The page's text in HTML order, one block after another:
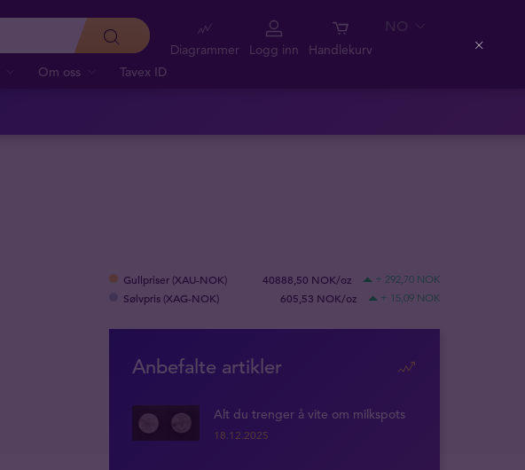
Om oss Tavex ID
Diagrammer Logg inn Handlekurv
NO
Gullpriser (XAU-NOK) 40888,50 NOK/oz + 292,70 NOK
Sølvpris (XAG-NOK) 605,53 NOK/oz + 15,09 NOK
Anbefalte artikler
Alt du trenger å vite om milkspots
18.12.2025
Close